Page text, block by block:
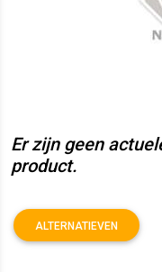
Er zijn geen
product.
ALTERNATIEVEN